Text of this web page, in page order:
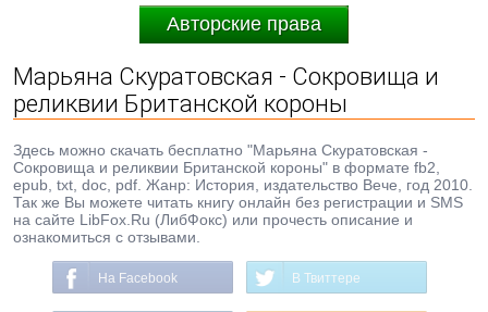
Авторские права
Марьяна Скуратовская - Сокровища и
реликвии Британской короны
Здесь можно скачать бесплатно "Марьяна Скуратовская -
Сокровища и реликвии Британской короны" в формате fb2,
epub, txt, doc, pdf. Жанр: История, издательство Вече, год 2010.
Так же Вы можете читать книгу онлайн без регистрации и SMS
на сайте LibFox.Ru (ЛибФокс) или прочесть описание и
ознакомиться с отзывами.
На Facebook В Твиттере